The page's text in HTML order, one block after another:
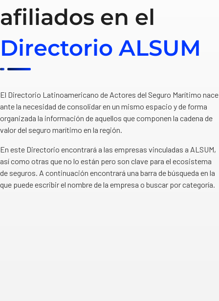
afiliados en el
Directorio ALSUM
El Directorio Latinoamericano de Actores del Seguro Marítimo nace
ante la necesidad de consolidar en un mismo espacio y de forma
organizada la información de aquellos que componen la cadena de
valor del seguro marítimo en la región.
En este Directorio encontrará a las empresas vinculadas a ALSUM,
así como otras que no lo están pero son clave para el ecosistema
de seguros. A continuación encontrará una barra de búsqueda en la
que puede escribir el nombre de la empresa o buscar por categoría.